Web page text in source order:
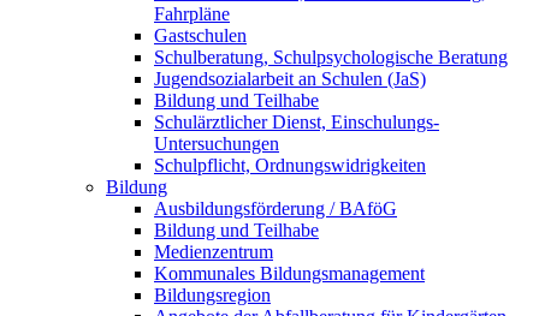
Fahrpläne
Gastschulen
Schulberatung, Schulpsychologische Beratung
Jugendsozialarbeit an Schulen (JaS)
Bildung und Teilhabe
Schulärztlicher Dienst, Einschulungs-
Untersuchungen
Schulpflicht, Ordnungswidrigkeiten
Bildung
Ausbildungsförderung / BAföG
Bildung und Teilhabe
Medienzentrum
Kommunales Bildungsmanagement
Bildungsregion